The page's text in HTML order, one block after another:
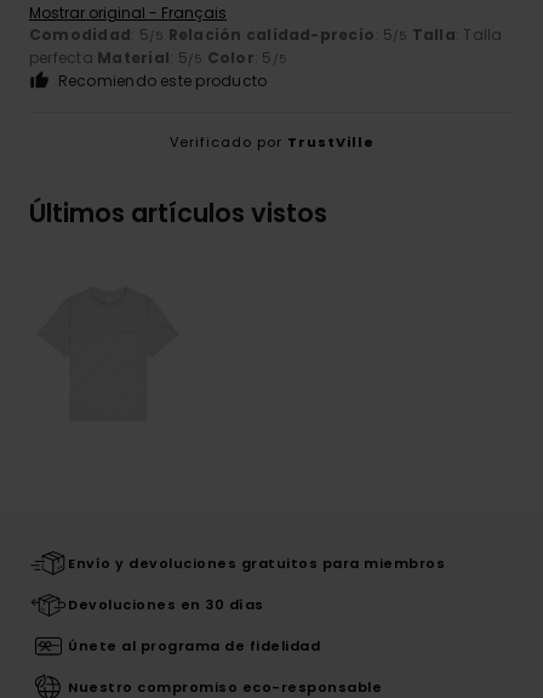
Mostrar original - Français
Comodidad: 5/5 Relación calidad-precio: 5/5 Talla: Talla
perfecta Material: 5/5 Color: 5 /5
Recomiendo este producto
Verificado por TrustVille
Últimos artículos vistos
Envío y devoluciones gratuitos para miembros
Devoluciones en 30 días
Únete al programa de fidelidad
Nuestro compromiso eco-responsable